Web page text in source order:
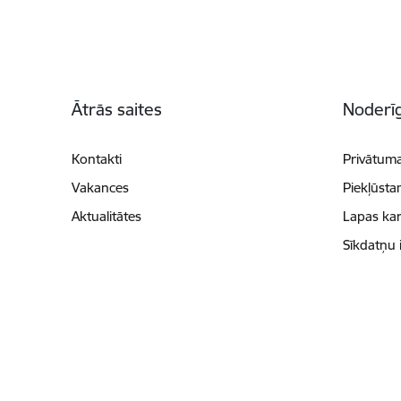
Ātrās saites
Kontakti
Vakances
Aktualitātes
Lapas
Sīkdatņu